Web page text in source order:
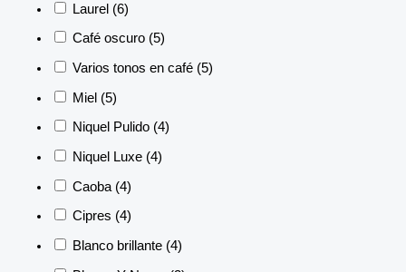
Laurel (6)
Café oscuro (5)
Varios tonos en café (5)
Miel (5)
Niquel Pulido (4)
Niquel Luxe (4)
Caoba (4)
Cipres (4)
Blanco brillante (4)